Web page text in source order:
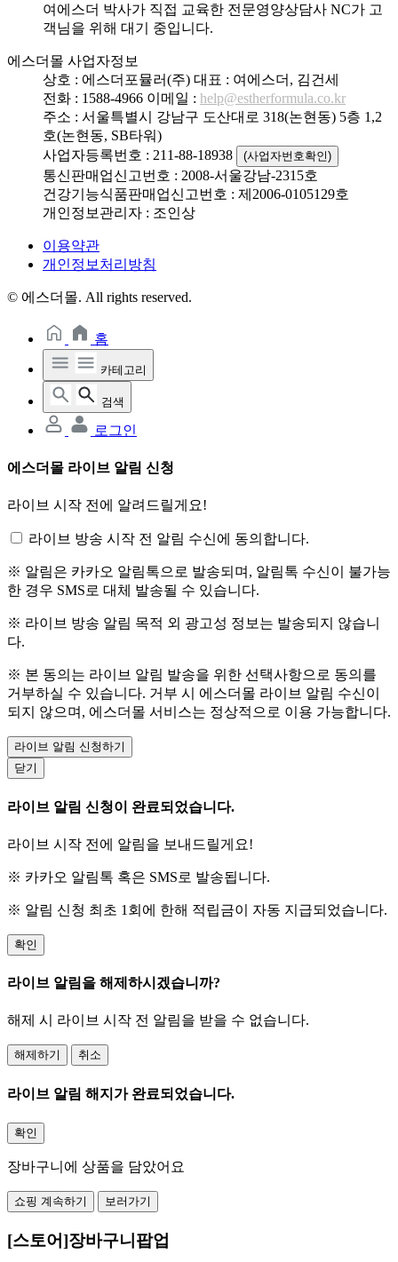
여에스더 박사가 직접 교육한 전문영양상담사 NC가 고
객님을 위해 대기 중입니다.
에스더몰 사업자정보
상호 : 에스더포뮬러(주) 대표 : 여에스더, 김건세
전화 : 1588-4966 이메일 : help@estherformula.co.kr
주소 : 서울특별시 강남구 도산대로 318(논현동) 5층 1,2
호(논현동, SB타워)
사업자등록번호 : 211-88-18938
(사업자번호확인)
통신판매업신고번호 : 2008-서울강남-2315호
건강기능식품판매업신고번호 : 제2006-0105129호
개인정보관리자 : 조인상
이용약관
개인정보처리방침
© 에스더몰. All rights reserved.
홈
카테고리
검색
로그인
에스더몰 라이브 알림 신청
라이브 시작 전에 알려드릴게요!
라이브 방송 시작 전 알림 수신에 동의합니다.
※ 알림은 카카오 알림톡으로 발송되며, 알림톡 수신이 불가능
한 경우 SMS로 대체 발송될 수 있습니다.
※ 라이브 방송 알림 목적 외 광고성 정보는 발송되지 않습니
다.
※ 본 동의는 라이브 알림 발송을 위한 선택사항으로 동의를
거부하실 수 있습니다. 거부 시 에스더몰 라이브 알림 수신이
되지 않으며, 에스더몰 서비스는 정상적으로 이용 가능합니다.
라이브 알림 신청하기
닫기
라이브 알림 신청이 완료되었습니다.
라이브 시작 전에 알림을 보내드릴게요!
※ 카카오 알림톡 혹은 SMS로 발송됩니다.
※ 알림 신청 최초 1회에 한해 적립금이 자동 지급되었습니다.
확인
라이브 알림을 해제하시겠습니까?
해제 시 라이브 시작 전 알림을 받을 수 없습니다.
해제하기 취소
라이브 알림 해지가 완료되었습니다.
확인
장바구니에 상품을 담았어요
쇼핑 계속하기 보러가기
[스토어]장바구니팝업